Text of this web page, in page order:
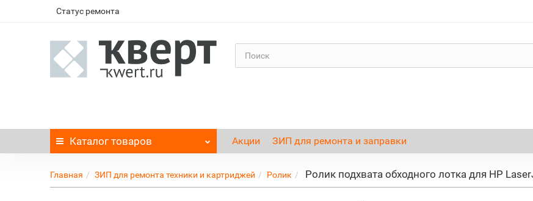
Статус ремонта
Каталог товаров Акции ЗИП для ремонта и заправки
Главная ЗИП для ремонта техники и картриджей Ролик Ролик подхвата обходного лотка для HP